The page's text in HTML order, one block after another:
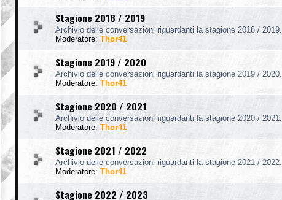
Stagione 2018 / 2019
Archivio delle conversazioni riguardanti la stagione 2018 / 2019.
Moderatore: Thor41
Stagione 2019 / 2020
Archivio delle conversazioni riguardanti la stagione 2019 / 2020.
Moderatore: Thor41
Stagione 2020 / 2021
Archivio delle conversazioni riguardanti la stagione 2020 / 2021.
Moderatore: Thor41
Stagione 2021 / 2022
Archivio delle conversazioni riguardanti la stagione 2021 / 2022.
Moderatore: Thor41
Stagione 2022 / 2023